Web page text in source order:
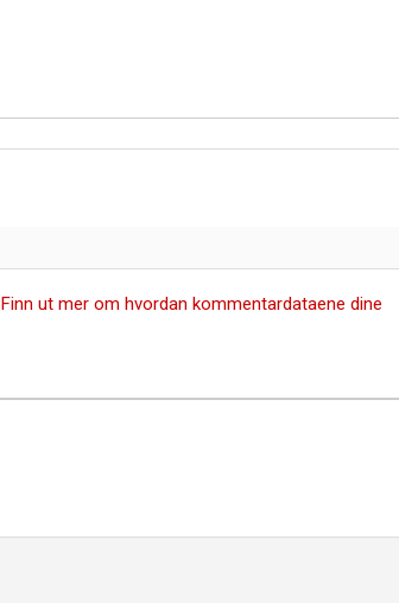
Finn ut mer om hvordan kommentardataene dine